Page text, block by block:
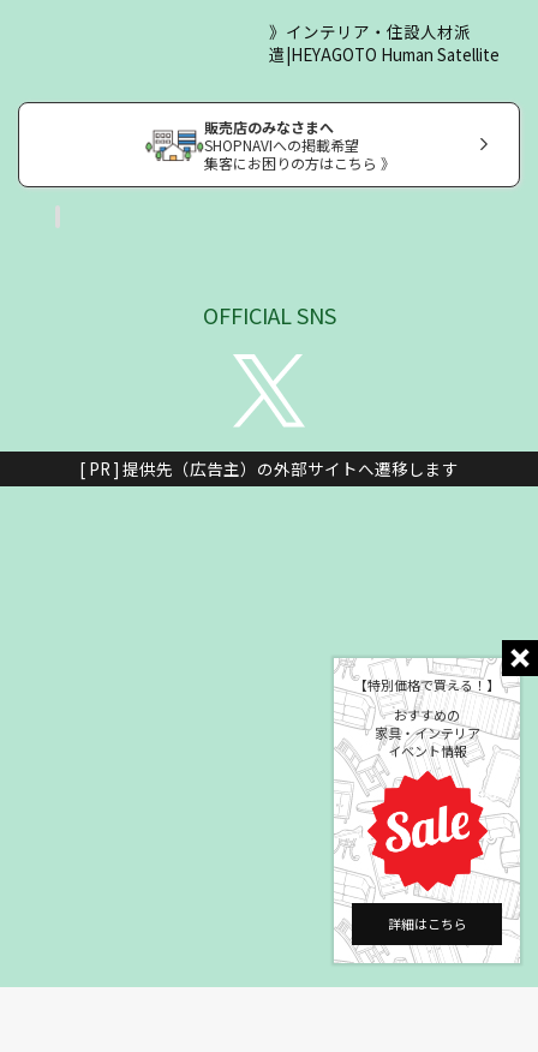
【特別価格で買える！】
おすすめの
家具・インテリア
イベント情報
詳細はこちら
インテリア・住設人材派
遣|HEYAGOTO Human Satellite
販売店のみなさまへ
SHOPNAVIへの掲載希望
集客にお困りの方はこちら 》
OFFICIAL SNS
[ PR ] 提供先（広告主）の外部サイトへ遷移します